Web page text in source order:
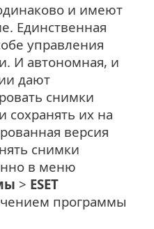
и имеют
Единственная
управления
И автономная, и
дают
снимки
их на
версия
снимки
в меню
> ESET
программы